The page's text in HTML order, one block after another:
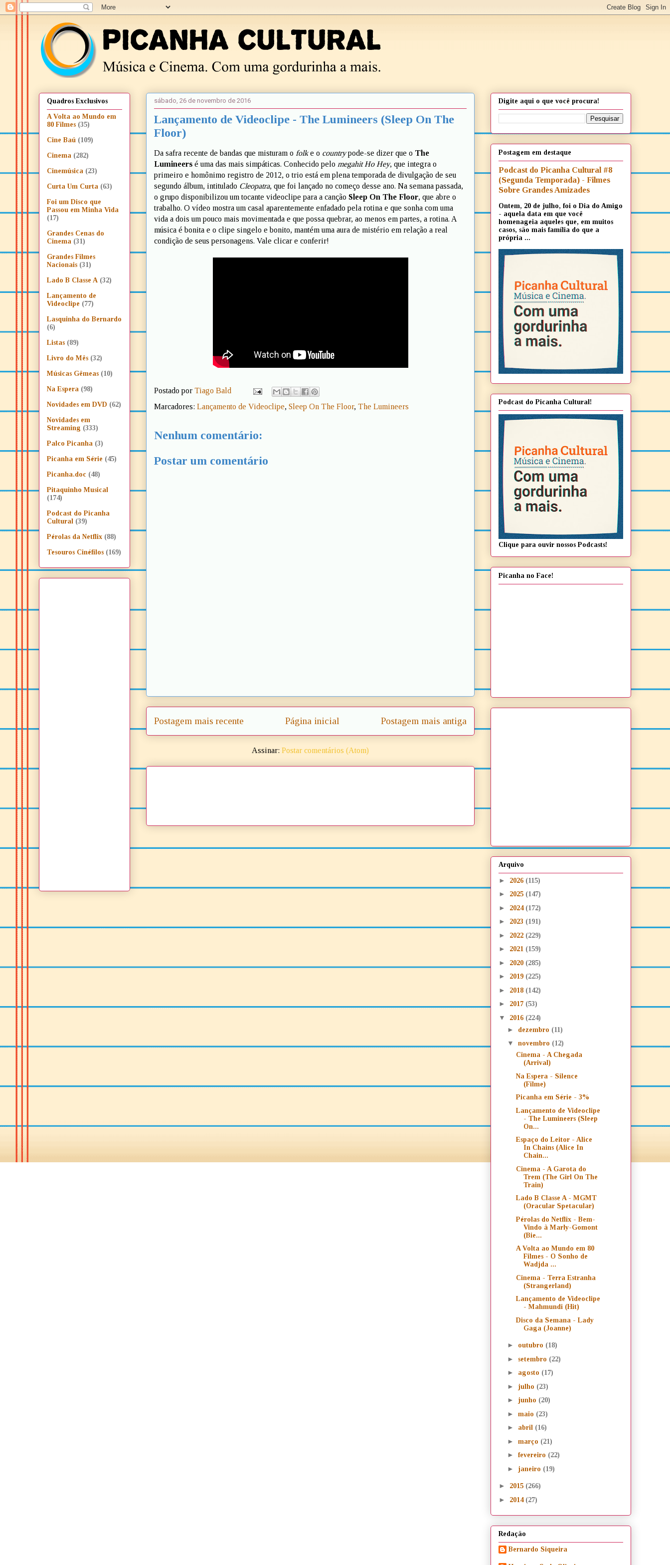
sábado, 26 de novembro de 2016
Lançamento de Videoclipe - The Lumineers (Sleep On The
Floor)
Da safra recente de bandas que misturam o folke o countrypode-se dizer que o The
Lumineers é uma das mais simpáticas. Conhecido pelo megahit Ho Hey, que integra o
primeiro e homônimo registro de 2012, o trio está em plena temporada de divulgação de seu
segundo álbum, intitulado Cleopatra, que foi lançado no começo desse ano. Na semana passada,
o grupo disponibilizou um tocante videoclipe para a canção Sleep On The Floor, que abre o
trabalho. O vídeo mostra um casal aparentemente enfadado pela rotina e que sonha com uma
vida a dois um pouco mais movimentada e que possa quebrar, ao menos em partes, a rotina. A
música é bonita e o clipe singelo e bonito, mantém uma aura de mistério em relação a real
condição de seus personagens. Vale clicar e conferir!
Postado por Tiago Bald
Marcadores: Lançamento de Videoclipe, Sleep On The Floor, The Lumineers
Nenhum comentário:
Postar um comentário
Postagem mais recente Postagem mais antiga
Página inicial
Assinar: Postar comentários (Atom)
Quadros Exclusivos
A Volta ao Mundo em
80 Filmes (35)
Cine Baú (109)
Cinema (282)
Cinemúsica (23)
Curta Um Curta (63)
Foi um Disco que
Passou em Minha Vida
(17)
Grandes Cenas do
Cinema (31)
Grandes Filmes
Nacionais (31)
Lado B Classe A (32)
Lançamento de
Videoclipe (77)
Lasquinha do Bernardo
(6)
Listas (89)
Livro do Mês (32)
Músicas Gêmeas (10)
Na Espera (98)
Novidades em DVD (62)
Novidades em
Streaming (333)
Palco Picanha (3)
Picanha em Série (45)
Picanha.doc (48)
Pitaquinho Musical
(174)
Podcast do Picanha
Cultural (39)
Pérolas da Netflix (88)
Tesouros Cinéfilos (169)
Digite aqui o que você procura!
Postagem em destaque
Podcast do Picanha Cultural #8
(Segunda Temporada) - Filmes
Sobre Grandes Amizades
Ontem, 20 de julho, foi o Dia do Amigo
- aquela data em que você
homenageia aqueles que, em muitos
casos, são mais família do que a
própria ...
Podcast do Picanha Cultural!
Clique para ouvir nossos Podcasts!
Picanha no Face!
Arquivo
► 2026 (115)
► 2025 (147)
► 2024 (172)
► 2023 (191)
► 2022 (229)
► 2021 (159)
► 2020 (285)
► 2019 (225)
► 2018 (142)
► 2017 (53)
▼ 2016 (224)
► dezembro (11)
▼ novembro (12)
Cinema - A Chegada
(Arrival)
Na Espera - Silence
(Filme)
Picanha em Série - 3%
Lançamento de Videoclipe
- The Lumineers (Sleep
On...
Espaço do Leitor - Alice
In Chains (Alice In
Chain...
Cinema - A Garota do
Trem (The Girl On The
Train)
Lado B Classe A - MGMT
(Oracular Spetacular)
Pérolas do Netflix - Bem-
Vindo à Marly-Gomont
(Bie...
A Volta ao Mundo em 80
Filmes - O Sonho de
Wadjda ...
Cinema - Terra Estranha
(Strangerland)
Lançamento de Videoclipe
- Mahmundi (Hit)
Disco da Semana - Lady
Gaga (Joanne)
► outubro (18)
► setembro (22)
► agosto (17)
► julho (23)
► junho (20)
► maio (23)
► abril (16)
► março (21)
► fevereiro (22)
► janeiro (19)
► 2015 (266)
► 2014 (27)
Redação
Bernardo Siqueira